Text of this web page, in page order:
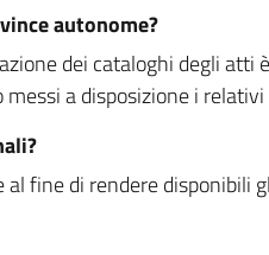
autonome?
dei cataloghi degli
a disposizione i
fine di rendere disponibili